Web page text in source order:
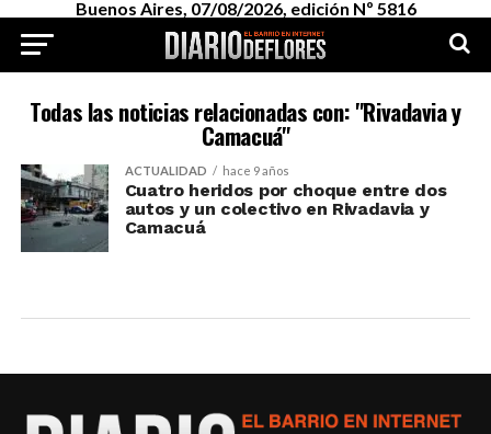
Buenos Aires, 07/08/2026, edición Nº 5816
Todas las noticias relacionadas con: "Rivadavia y
Camacuá"
ACTUALIDAD hace 9 años
Cuatro heridos por choque entre dos
autos y un colectivo en Rivadavia y
Camacuá